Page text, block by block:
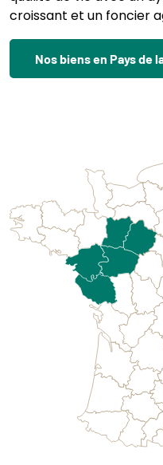
croissant et un foncier
Nos biens en Pays de